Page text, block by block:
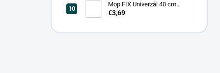
Mop FIX Univerzál 40 cm
bavlnený Fmix
€3,69